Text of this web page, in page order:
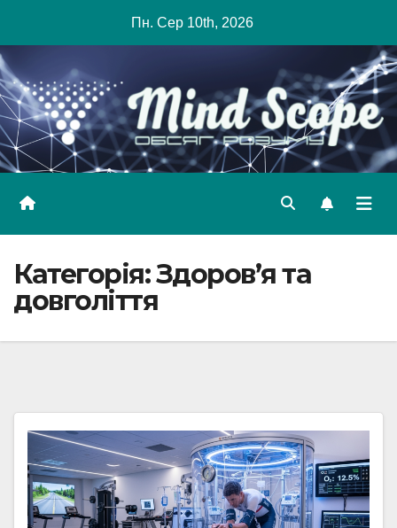
content
Пн. Сер 10th, 2026
Категорія:Здоров’я та
довголіття